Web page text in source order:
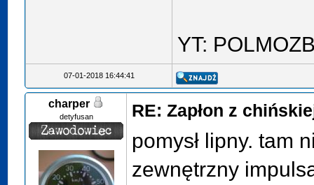
YT:
07-01-2018 16:44:41
charper
detyfusan RE: Zapłon z
pomysł lipny. tam
zewnętrzny